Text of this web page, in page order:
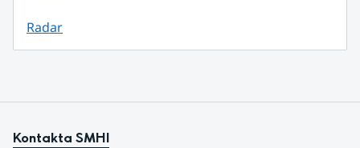
Radar
Kontakta SMHI